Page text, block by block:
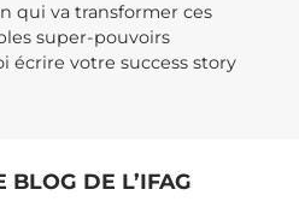
qui va transformer ces
super-pouvoirs
écrire votre success story
BLOG DE L’IFAG